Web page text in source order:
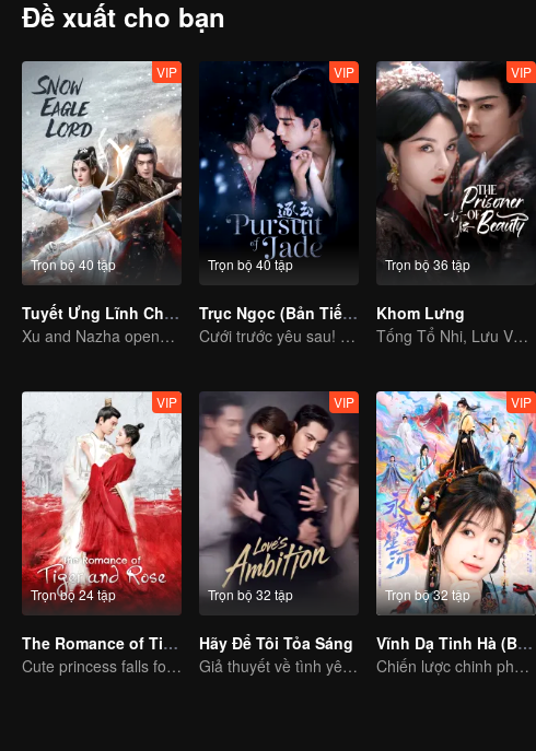
Đề xuất cho bạn
Trọn bộ 40 tập
VIP
Tuyết Ưng Lĩnh Chủ (Bản Tiếng Anh)
Xu and Nazha opens the world of hot-blooded transcendence
Trọn bộ 40 tập
VIP
Trục Ngọc (Bản Tiếng Anh)
Cưới trước yêu sau! Chân tình giữa binh đao khói lửa
Trọn bộ 36 tập
VIP
Khom Lưng
Tống Tổ Nhi, Lưu Vũ Ninh: Tình thù thế tộc truyền kiếp
Trọn bộ 24 tập
VIP
The Romance of Tiger and Rose (Thai Ver.)
Cute princess falls for the tsundere prince
Trọn bộ 32 tập
VIP
Hãy Để Tôi Tỏa Sáng
Giả thuyết về tình yêu đích thực của Triệu Lộ Tư và Trần Vỹ Đình
Trọn bộ 32 tập
VIP
Vĩnh Dạ Tinh Hà (Bản Tiếng Anh)
Chiến lược chinh phục kẻ nham hiểm, tâm lý bất ổn của thiếu nữ tinh nghịch